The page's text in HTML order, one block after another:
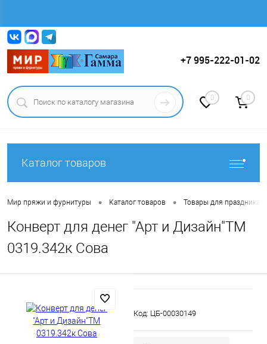
+7 995-222-01-02
0 0
Каталог товаров
Мир пряжи и фурнитуры • Каталог товаров • Товары для праздника.
Конверт для денег "Арт и Дизайн"ТМ
0319.342к Сова
Код: ЦБ-00030149